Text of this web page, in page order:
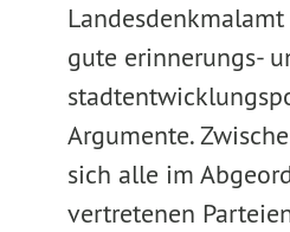
gute erinnerungs-
Argumente.
sich alle im
vertretenen